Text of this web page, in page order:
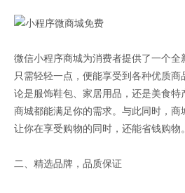
微信小程序商城为消费者提供了一个
只需轻轻一点，便能享受到各种优质
论是服饰鞋包、家居用品，还是美食
商城都能满足你的需求。与此同时，商
让你在享受购物的同时，还能省钱购物。
二、精选品牌，品质保证